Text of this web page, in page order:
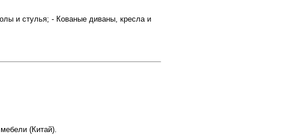
и стулья; - Кованые диваны, кресла и
(Китай).